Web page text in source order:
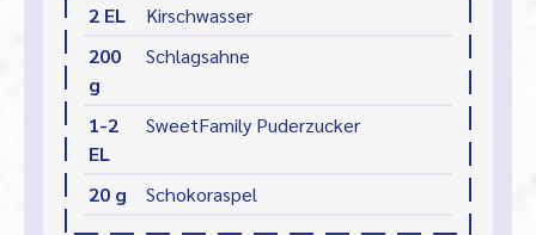
2 EL
Kirschwasser
200
g
Schlagsahne
1-2
EL
SweetFamily Puderzucker
20 g Schokoraspel